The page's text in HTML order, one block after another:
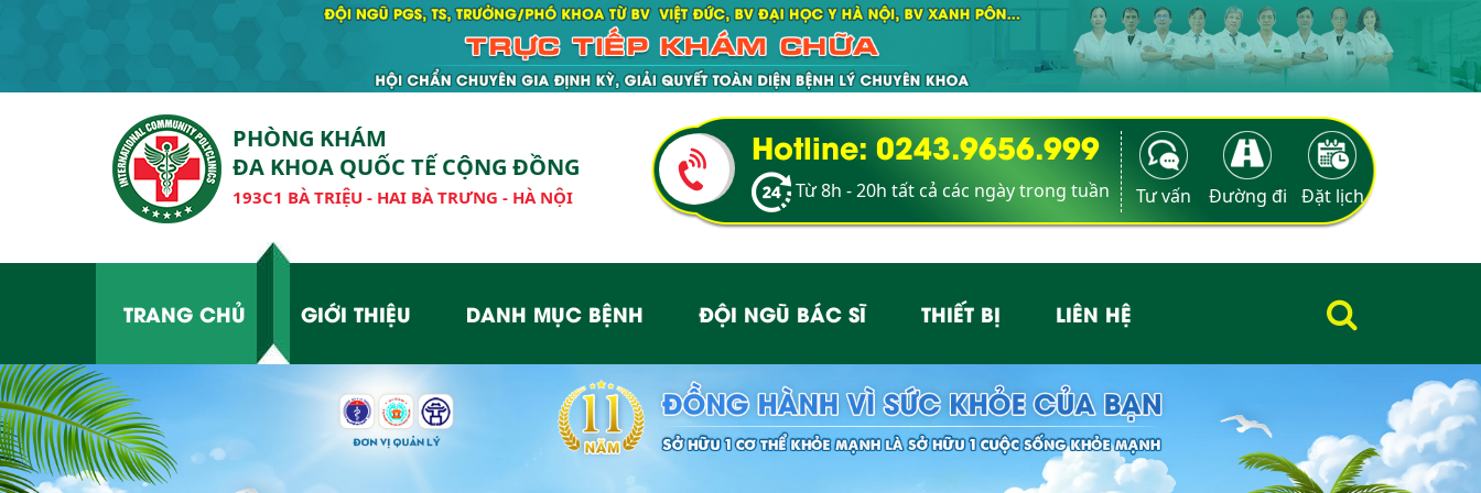
PHÒNG KHÁM
ĐA KHOA QUỐC TẾ CỘNG ĐỒNG
193C1 BÀ TRIỆU - HAI BÀ TRƯNG - HÀ NỘI
Hotline: 0243.9656.999
Từ 8h - 20h tất cả các ngày trong tuần Tư vấn Đường đi Đặt lịch
TRANG CHỦ GIỚI THIỆU DANH MỤC BỆNH ĐỘI NGŨ BÁC SĨ THIẾT BỊ LIÊN HỆ